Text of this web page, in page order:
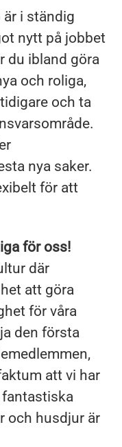
i ständig
nytt på jobbet
du ibland göra
och roliga,
och ta
nya saker.
för att
för oss!
där
att göra
för våra
den första
att vi har
och husdjur är